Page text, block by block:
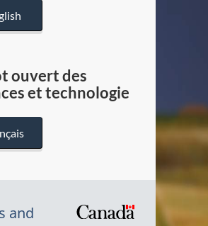
ouvert des
et technologie
and